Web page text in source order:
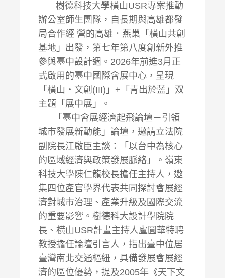
樹德科技大學橫山USR專案推動
辦公室師生團隊，自長期與高雄都發
局合作經 營的高雄．燕巢「橫山共創
基地」出發，第七年第八度創新外推
參與臺中設計週。2026年前進3月正
式啟用的臺中國際會展中心，呈現
「橫山‧文創(III)」+「青出於藍」双
主題「展中展」。
「臺中會展經濟起飛論壇－引領
城市發展新動能」論壇，邀請立法院
副院長江啟臣主談：「以台中為核心
的區域經濟與政策發展脈絡」。嶺東
科技大學陳仁龍校長擔任主持人，邀
集四位產官學界代表共同探討會展經
濟對城市治理、產業升級及國際交流
的重要影響。樹德科大設計學院院
長、橫山USR計畫主持人盧圓華特聘
教授擔任論壇引言人，指出臺中位居
臺灣南北交通樞紐，具備發展會展經
濟的區位優勢，提及2005年《天下文